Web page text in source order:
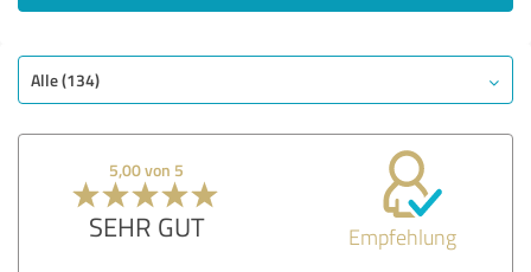
Alle (134)
5,00 von 5
SEHR GUT Empfehlung